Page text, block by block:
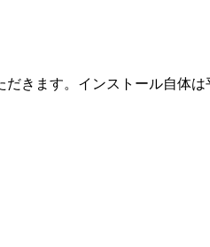
きます。インストール自体